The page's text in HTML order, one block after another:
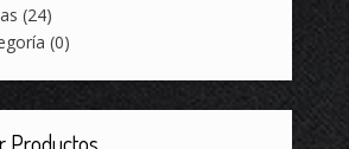
(24)
(0)